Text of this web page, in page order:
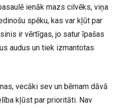
ienāk mazs cilvēks, viņa
spēku, kas var kļūt par
ir vērtīgas, jo satur īpašas
audus un tiek izmantotas
vecāki sev un bērnam dāvā
kļūst par prioritāti. Nav